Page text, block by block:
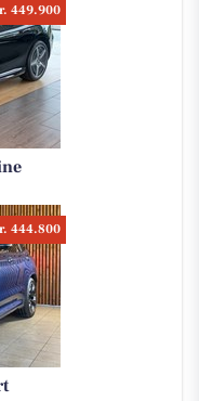
449.900
444.800